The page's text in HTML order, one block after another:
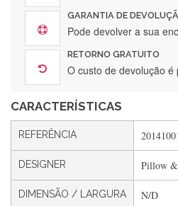
GARANTIA DE
Pode devolver a sua
RETORNO GRATUITO
O custo de devolução é
CARACTERÍSTICAS
REFERÊNCIA
DESIGNER Pillow
DIMENSÃO / LARGURA N/D
Encomenda direitinha.
Silvia
Gostei ,Serviço bastante